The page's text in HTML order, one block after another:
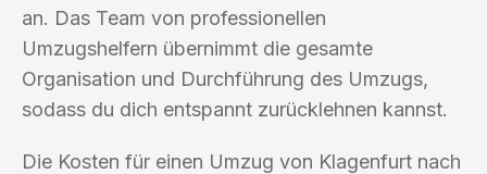
an. Das Team von professionellen
Umzugshelfern übernimmt die gesamte
Organisation und Durchführung des Umzugs,
sodass du dich entspannt zurücklehnen kannst.
Die Kosten für einen Umzug von Klagenfurt nach